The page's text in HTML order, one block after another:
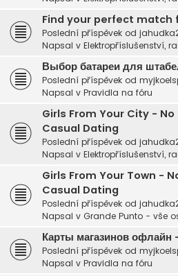
Find your perfect match
Poslední příspěvek od
Napsal v Elektropříslušenství,
Выбор батареи для
Poslední příspěvek od
Napsal v Pravidla na fóru
Girls From Your City -
Casual Dating
Poslední příspěvek od
Napsal v Elektropříslušenství,
Girls From Your Town -
Casual Dating
Poslední příspěvek od
Napsal v Grande Punto - vše
Карты магазинов офлайн
Poslední příspěvek od
Napsal v Pravidla na fóru